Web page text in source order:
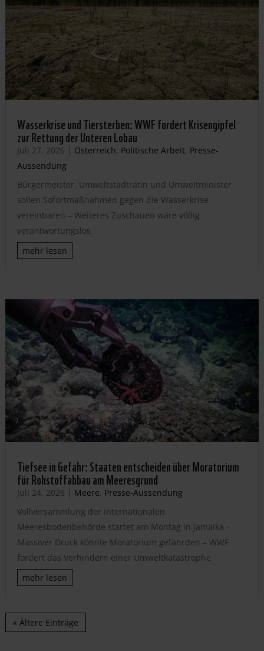
Wasserkrise und Tiersterben: WWF fordert Krisengipfel
zur Rettung der Unteren Lobau
Juli 27, 2026 | Österreich, Politische Arbeit, Presse-
Aussendung
Bürgermeister, Umweltstadträtin und Umweltminister
sollen Sofortmaßnahmen gegen die Wasserkrise
vereinbaren – Weiteres Zuschauen wäre völlig
verantwortungslos
mehr lesen
Tiefsee in Gefahr: Staaten entscheiden über Moratorium
für Rohstoffabbau am Meeresgrund
Juli 24, 2026 | Meere, Presse-Aussendung
Vollversammlung der internationalen
Meeresbodenbehörde startet am Montag in Jamaika –
Massiver Druck könnte Moratorium gefährden – WWF
fordert das Verhindern einer Umweltkatastrophe
mehr lesen
« Ältere Einträge